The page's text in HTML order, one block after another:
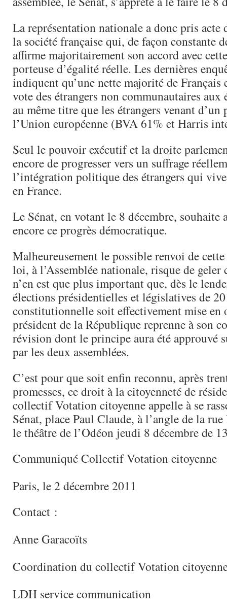
La représentation nationale a donc pris acte
la société française qui, de façon constante
affirme majoritairement son accord avec
porteuse d’égalité réelle. Les dernières
indiquent qu’une nette majorité de Français
vote des étrangers non communautaires
au même titre que les étrangers venant d’un
l’Union européenne (BVA 61% et Harris
Seul le pouvoir exécutif et la droite
encore de progresser vers un suffrage
l’intégration politique des étrangers qui
en France.
Le Sénat, en votant le 8 décembre, souhaite
encore ce progrès démocratique.
Malheureusement le possible renvoi de
loi, à l’Assemblée nationale, risque de geler
n’en est que plus important que, dès le
élections présidentielles et législatives de
constitutionnelle soit effectivement mise en
président de la République reprenne à son
révision dont le principe aura été approuvé
par les deux assemblées.
C’est pour que soit enfin reconnu, après
promesses, ce droit à la citoyenneté de
collectif Votation citoyenne appelle à se
Sénat, place Paul Claude, à l’angle de la
le théâtre de l’Odéon jeudi 8 décembre de
Communiqué Collectif Votation citoyenne
Paris, le 2 décembre 2011
Contact :
Anne Garacoïts
Coordination du collectif Votation
LDH service communication